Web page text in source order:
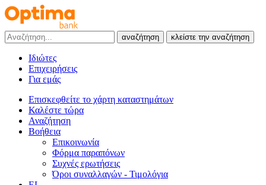
αναζήτηση κλείστε την αναζήτηση
Ιδιώτες
Επιχειρήσεις
Για εμάς
Επισκεφθείτε το χάρτη καταστημάτων
Καλέστε τώρα
Αναζήτηση
Βοήθεια
Επικοινωνία
Φόρμα παραπόνων
Συχνές ερωτήσεις
Όροι συναλλαγών - Τιμολόγια